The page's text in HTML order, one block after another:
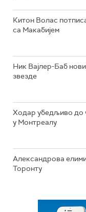
Китон Волас
са Макабијем
Ник Вајлер-Баб
звезде
Ходар убедљиво до
у Монтреалу
Александрова
Торонту